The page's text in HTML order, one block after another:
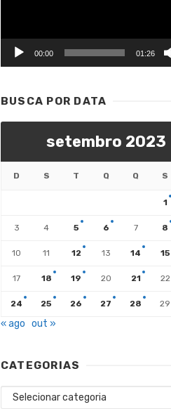
00:00 01:26
BUSCA POR DATA
setembro 2023
D S T Q Q S
1
3 4 5 6 7 8
10 11 12 13 14 15
17 18 19 20 21 22
24 25 26 27 28 29
« ago out »
CATEGORIAS
Categorias